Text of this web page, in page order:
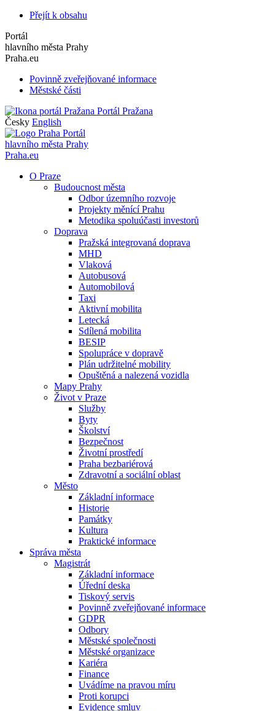
Přejít k obsahu
Portál
hlavního města Prahy
Praha.eu
Povinně zveřejňované informace
Městské části
Portál Pražana
Česky English
Portál
hlavního města Prahy
Praha.eu
O Praze
Budoucnost města
Odbor územního rozvoje
Projekty měnící Prahu
Metodika spoluúčasti investorů
Doprava
Pražská integrovaná doprava
MHD
Vlaková
Autobusová
Automobilová
Taxi
Aktivní mobilita
Letecká
Sdílená mobilita
BESIP
Spolupráce v dopravě
Plán udržitelné mobility
Opuštěná a nalezená vozidla
Mapy Prahy
Život v Praze
Služby
Byty
Školství
Bezpečnost
Životní prostředí
Praha bezbariérová
Zdravotní a sociální oblast
Město
Základní informace
Historie
Památky
Kultura
Praktické informace
Správa města
Magistrát
Základní informace
Úřední deska
Tiskový servis
Povinně zveřejňované informace
GDPR
Odbory
Městské společnosti
Městské organizace
Kariéra
Finance
Uvádíme na pravou míru
Proti korupci
Evidence smluv